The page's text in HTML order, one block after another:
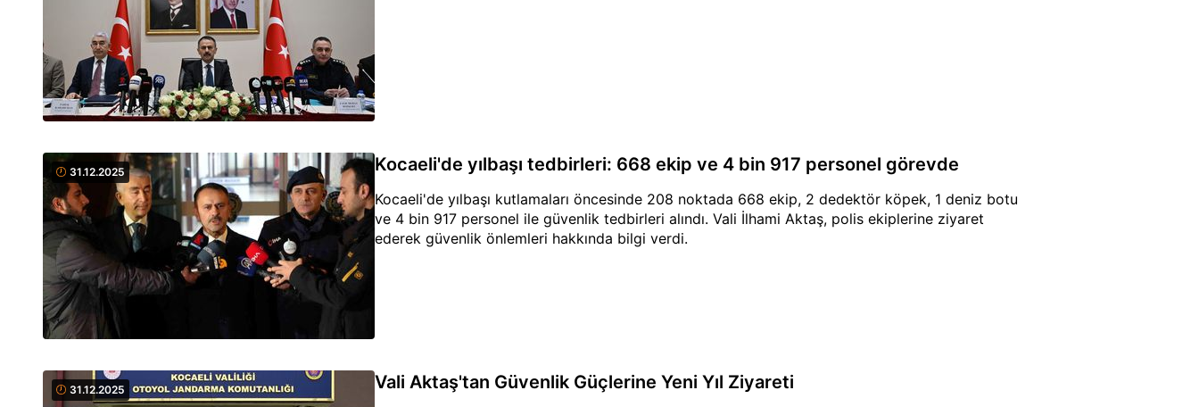
31.12.2025 Kocaeli'de yılbaşı tedbirleri: 668 ekip ve 4 bin 917 personel görevde
Kocaeli'de yılbaşı kutlamaları öncesinde 208 noktada 668 ekip, 2 dedektör köpek, 1 deniz botu
ve 4 bin 917 personel ile güvenlik tedbirleri alındı. Vali İlhami Aktaş, polis ekiplerine ziyaret
ederek güvenlik önlemleri hakkında bilgi verdi.
31.12.2025 Vali Aktaş'tan Güvenlik Güçlerine Yeni Yıl Ziyareti